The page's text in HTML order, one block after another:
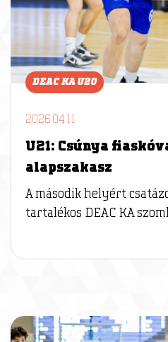
DEAC KA U20
2026.04.11
U21: Csúnya
alapszakasz
A második helyért
tartalékos DEAC KA